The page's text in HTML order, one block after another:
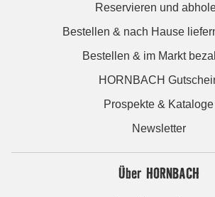
Reservieren und
Bestellen & nach Hause
Bestellen & im Markt
HORNBACH
Prospekte & Kataloge
Newsletter
Über HORNBACH